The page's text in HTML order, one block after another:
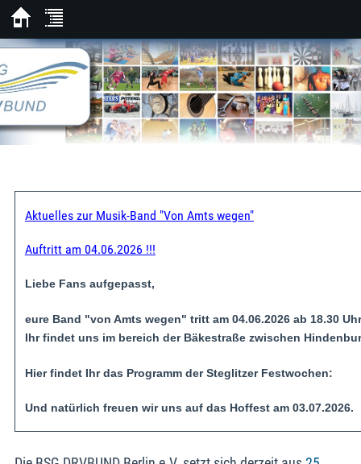
Aktuelles zur Musik-Band "Von Amts wegen"
Auftritt am 04.06.2026 !!!
Liebe Fans aufgepasst,
eure Band "von Amts wegen" tritt am 04.06.2026 ab 18.30
Ihr findet uns im bereich der Bäkestraße zwischen
Hier findet Ihr das Programm der Steglitzer Festwochen:
Und natürlich freuen wir uns auf das Hoffest am 03.07.2026.